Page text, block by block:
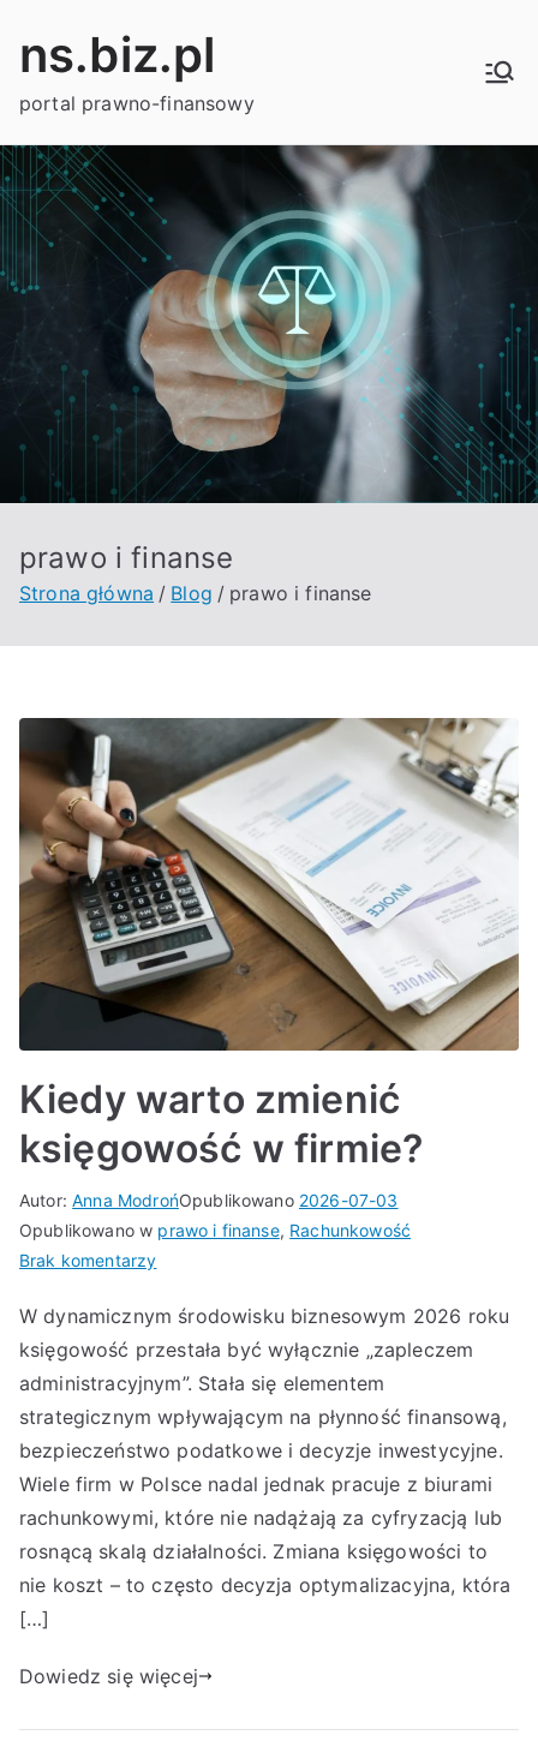
dons.biz.pl
portal prawno-finansowy
prawo i finanse
Strona główna Blog prawo i finanse
Kiedy warto zmienić
księgowość w firmie?
Autor:Anna ModrońOpublikowano 2026-07-03
Opublikowano w prawo i finanse, Rachunkowość
Brak komentarzydo
warto
zmienić
księgowość
w
W dynamicznym środowisku biznesowym 2026 roku
księgowość przestała być wyłącznie „zapleczem
administracyjnym”. Stała się elementem
strategicznym wpływającym na płynność finansową,
bezpieczeństwo podatkowe i decyzje inwestycyjne.
Wiele firm w Polsce nadal jednak pracuje z biurami
rachunkowymi, które nie nadążają za cyfryzacją lub
rosnącą skalą działalności. Zmiana księgowości to
nie koszt – to często decyzja optymalizacyjna, która
[…]
Dowiedz się więcej